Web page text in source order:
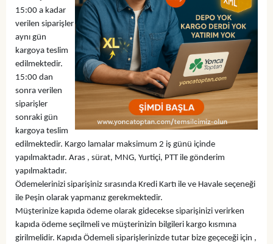
15:00 a kadar
verilen siparişler
aynı gün
kargoya teslim
edilmektedir.
15:00 dan
sonra verilen
siparişler
sonraki gün
kargoya teslim
edilmektedir. Kargo lamalar maksimum 2 iş günü içinde
yapılmaktadır. Aras , sürat, MNG, Yurtiçi, PTT ile gönderim
yapılmaktadır.
Ödemelerinizi siparişiniz sırasında Kredi Kartı ile ve Havale seçeneği
ile Peşin olarak yapmanız gerekmektedir.
Müşterinize kapıda ödeme olarak gidecekse siparişinizi verirken
kapıda ödeme seçilmeli ve müşterinizin bilgileri kargo kısmına
girilmelidir. Kapıda Ödemeli siparişlerinizde tutar bize geçeceği için ,